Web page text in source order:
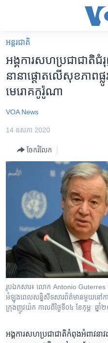
គេហទំព័រ​
ទាក់ទង
និង​
ចូល​
ទំព័រ​
ព័ត៌មាន​​
រំលង​
និង​
រំលង​
និង​
ចូល​
ទៅ​
កាន់​
ទំព័រ​
ស្វែង​
អន្តរជាតិ
ព្រឹត្តិការណ៍ព័ត៌មាន
ទូរទស្សន៍ / វីដេអូ​
វិទ្យុ / ផតខាសថ៍
កម្មវិធីទាំងអស់
Khmer English
បណ្តាញ​សង្គម
ភាសា
អន្តរជាតិ
អង្គការសហប្រជាជាតិជំ
នានាផ្តោតលើសុខភាពផ្លូ
មេរោគកូរ៉ូណា
VOA News
14 ឧសភា 2020
ចែករំលែក
រូបឯកសារ៖ លោក Antonio Guterres អ
អំឡុងពេលសន្និសីទសារព័ត៌មានមួយនៅក
ក្រុងញូវយ៉ក កាលពីថ្ងៃទី០៤ ខែកុម្ភៈ ឆ្នាំ
អង្គការសហប្រជាជាតិកំពុងអំពាវនាវ